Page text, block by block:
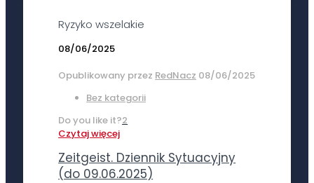
Ryzyko wszelakie
08/06/2025
Opublikowany przez RedNacz 08/06/2025
Bez kategorii
Do you like it?2
Czytaj więcej
Zeitgeist. Dziennik Sytuacyjny
(do 09.06.2025)